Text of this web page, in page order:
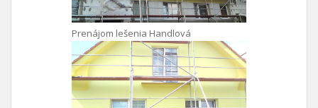
Prenájom lešenia Handlová